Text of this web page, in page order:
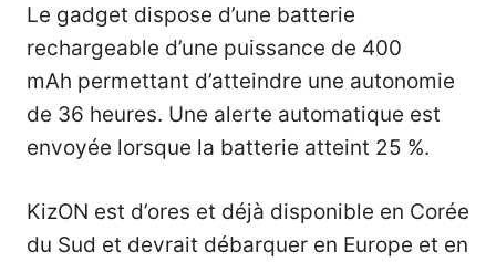
Le gadget dispose d’une batterie
rechargeable d’une puissance de 400
mAh permettant d’atteindre une autonomie
de 36 heures. Une alerte automatique est
envoyée lorsque la batterie atteint 25 %.
KizON est d’ores et déjà disponible en Corée
du Sud et devrait débarquer en Europe et en